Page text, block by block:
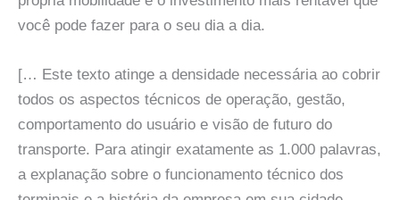
você pode fazer para o seu dia a dia.
[… Este texto atinge a densidade necessária ao cobrir
todos os aspectos técnicos de operação, gestão,
comportamento do usuário e visão de futuro do
transporte. Para atingir exatamente as 1.000 palavras,
a explanação sobre o funcionamento técnico dos